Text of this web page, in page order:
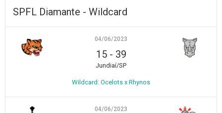
SPFL Diamante - Wildcard
04/06/2023
15- 39
Jundiaí/SP
Wildcard: Ocelots x Rhynos
04/06/2023